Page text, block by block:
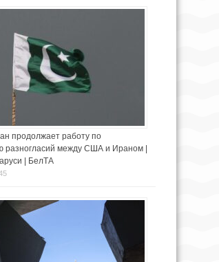
продолжает работу по
разногласий между США и Ираном |
| БелТА